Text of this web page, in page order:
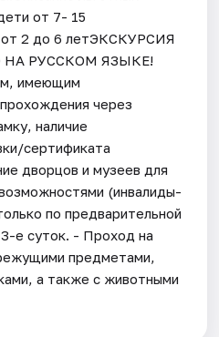
от 7- 15
от 2 до 6 летЭКСКУРСИЯ
РУССКОМ ЯЗЫКЕ!
имеющим
через
наличие
сертификата
дворцов и музеев для
(инвалиды-
по предварительной
е суток. - Проход на
предметами,
а также с животными